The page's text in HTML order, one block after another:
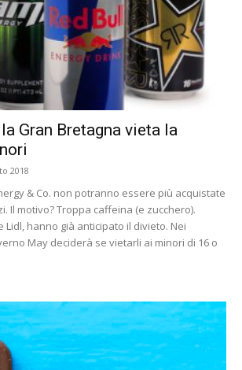
Gran Bretagna vieta la
2018
& Co. non potranno essere più acquistate
Il motivo? Troppa caffeina (e zucchero).
Lidl, hanno già anticipato il divieto. Nei
May deciderà se vietarli ai minori di 16 o